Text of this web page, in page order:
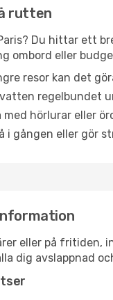
rutten
Du hittar ett
ombord eller
resor kan det
regelbundet
med hörlurar eller
i gången eller gör
eller på fritiden,
dig avslappnad